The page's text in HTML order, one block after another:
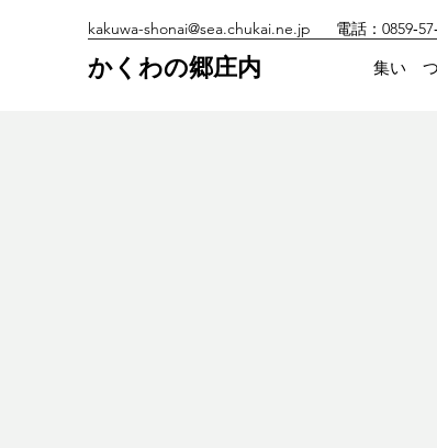
kakuwa-shonai@sea.chukai.ne.jp 電話：
かくわの郷庄内 集い